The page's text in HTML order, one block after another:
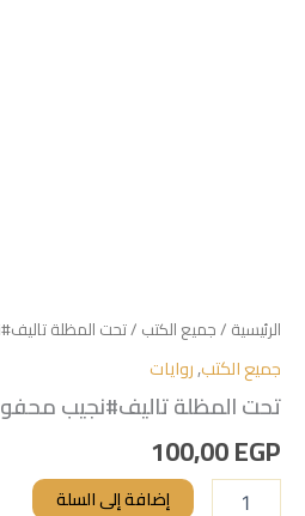
الرئيسية /جميع الكتب/ تحت المظلة
جميع الكتب,روايات
تحت المظلة تاليف#نجيب
100,00EGP
إضافة إلى السلة